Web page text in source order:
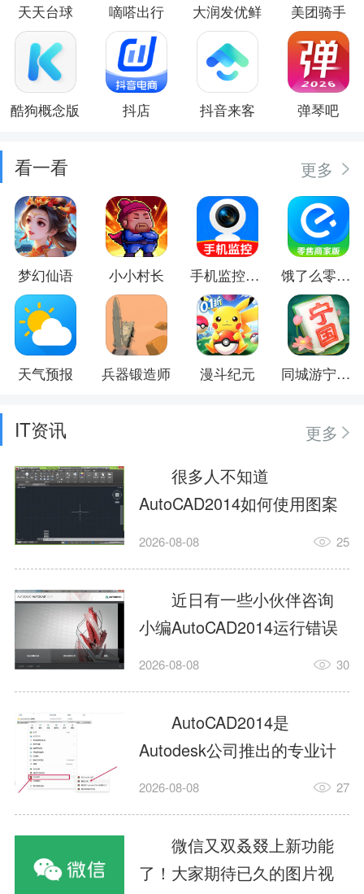
天天台球 嘀嗒出行 大润发优鲜 美团骑手
酷狗概念版 抖店 抖音来客 弹琴吧
看一看 更多
梦幻仙语 小小村长 手机监控器远程看家 饿了么零售商家版
天气预报 兵器锻造师 漫斗纪元 同城游宁国麻将
IT资讯
更多
很多人不知道
AutoCAD2014如何使用图案
填充?今日为你们带来的文章
用图案填充的内容，还有不
清楚小伙伴和小编一起去学
习一下吧。1.打开
AutoCAD2014这款软件，进
入AutoCAD2014的操作界
面，如图所示：2.在该界面内
找到矩形选项，如图所示：3.
点击矩...
2026-08-08 25
近日有一些小伙伴咨询
小编AutoCAD2014运行错误
怎么办?下面就为大家带来了
办的解决方法，有需要的小
伙伴可以来了解了解哦。1.打
开控制面板，选择
AutodeskAutoCAD2014。2.
等AutodeskAutoCAD2014的
安装程序加载完毕。3.选择添
加/...
2026-08-08 30
AutoCAD2014是
Autodesk公司推出的专业计
算机辅助设计（CAD）软
子、建筑、服装等多个工程
与设计领域。作为行业标准
工具之一，它提供了强大的
2026-08-08 27
微信又双叒叕上新功能
了！大家期待已久的图片视